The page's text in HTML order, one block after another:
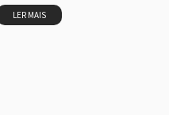
LER MAIS